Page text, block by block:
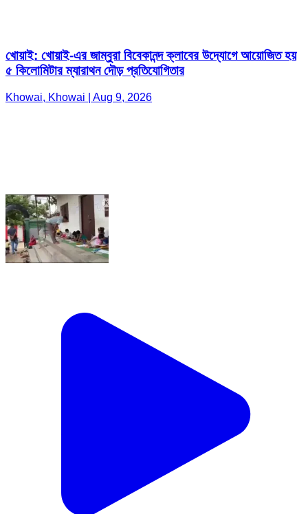
খোয়াই: খোয়াই-এর জাম্বুরা বিবেকানন্দ ক্লাবের উদ্যোগে আয়োজিত হয়
৫ কিলোমিটার ম্যারাথন দৌড় প্রতিযোগিতার
Khowai, Khowai | Aug 9, 2026
তেলিয়ামুড়া: ৮০ তম স্বাধীনতা দিবসকে সামনে রেখে নিউষ্টার ক্লাবের